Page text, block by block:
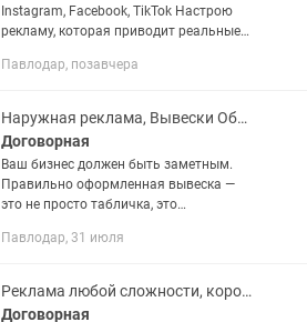
Instagram, Facebook, TikTok Настрою
рекламу, которая приводит реальные
Работал с нишами: мебель на заказ /
Павлодар, позавчера
Наружная реклама, Вывески Объемные буквы, , Баннера,
Договорная
Ваш бизнес должен быть заметным.
Правильно оформленная вывеска —
это не просто табличка, это
клиентов 24/7 и формирует доверие к
Мы...
Павлодар, 31 июля
Реклама любой сложности, короткие сроки, высокое качестова, гарантия 3года
Договорная